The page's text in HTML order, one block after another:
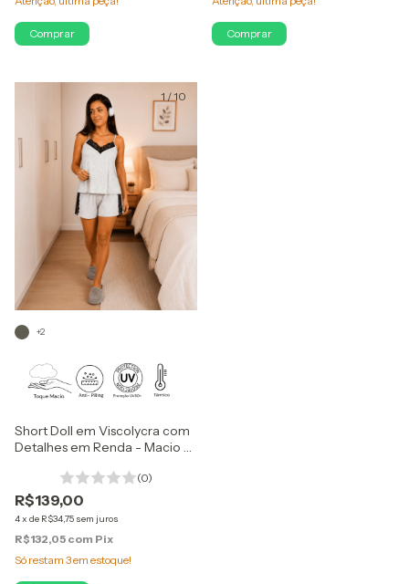
Comprar Comprar
1 /10
Short Doll em Viscolycra com
Detalhes em Renda - Macio e
(0)
R$139,00
4x de R$34,75 sem juros
R$132,05 com Pix
Só restam 3em estoque!
+2